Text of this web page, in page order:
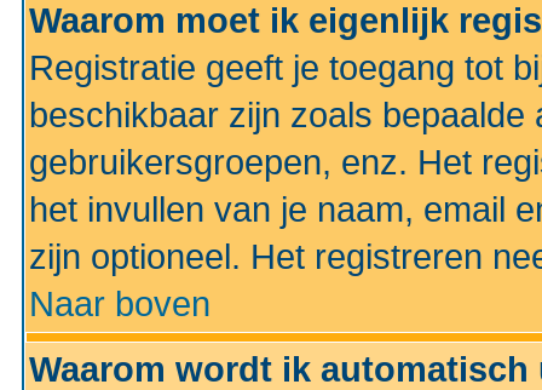
Waarom moet ik eigenlijk
Registratie geeft je toegang tot
beschikbaar zijn zoals
gebruikersgroepen, enz. Het
het invullen van je naam, email
zijn optioneel. Het registreren
Naar boven
Waarom wordt ik